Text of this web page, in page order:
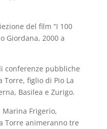
del film “I 100
Giordana, 2000 a
conferenze pubbliche
Torre, figlio di Pio La
Basilea e Zurigo.
Marina Frigerio,
Torre animeranno tre